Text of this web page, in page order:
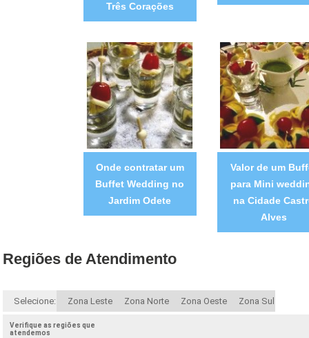
Três Corações
Onde contratar um
Buffet Wedding no
Jardim Odete
Valor de um
para Mini
na Cidade
Alves
Regiões de Atendimento
Selecione: Zona Leste Zona Norte Zona Oeste Zona Sul
Verifique as regiões que
atendemos